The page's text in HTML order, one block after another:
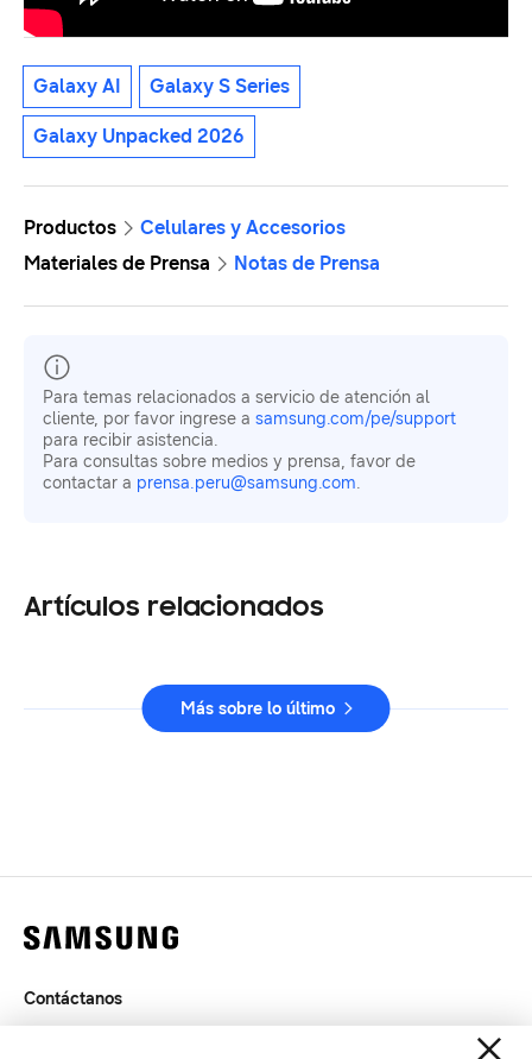
Galaxy AI Galaxy S Series
Galaxy Unpacked 2026
Productos
Celulares y Accesorios
Materiales de Prensa
Notas de Prensa
Para temas relacionados a servicio de atención al
cliente, por favor ingrese a samsung.com/pe/support
para recibir asistencia.
Para consultas sobre medios y prensa, favor de
contactar a prensa.peru@samsung.com.
Artículos relacionados
Más sobre lo último
Contáctanos